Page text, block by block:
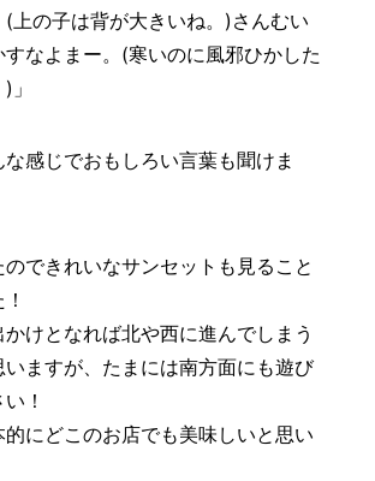
上の子は背が大きいね。)さんむい
なよまー。(寒いのに風邪ひかした
」
感じでおもしろい言葉も聞けま
できれいなサンセットも見ること
けとなれば北や西に進んでしまう
ますが、たまには南方面にも遊び
！
的にどこのお店でも美味しいと思い